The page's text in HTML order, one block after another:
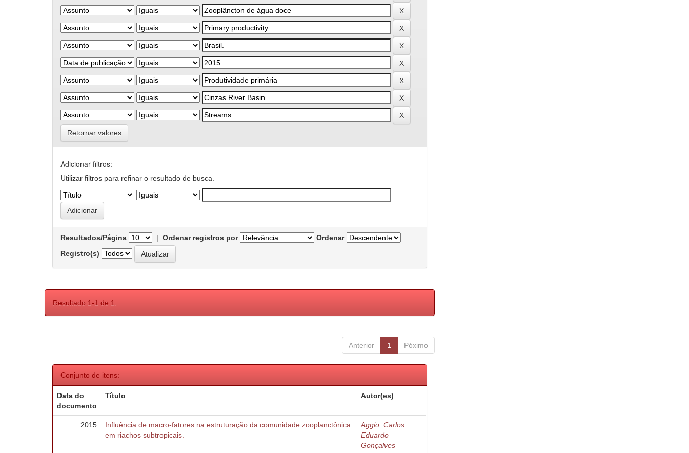
Retornar valores
Adicionar filtros:
Utilizar filtros para refinar o resultado de busca.
Resultados/Página | Ordenar registros por
Ordenar
Registro(s)
Resultado 1-1 de 1.
Anterior 1 Póximo
Conjunto de itens:
Data do
documento
Título Autor(es)
2015
Influência de macro-fatores na estruturação da comunidade zooplanctônica
em riachos subtropicais.
Aggio, Carlos
Eduardo
Gonçalves